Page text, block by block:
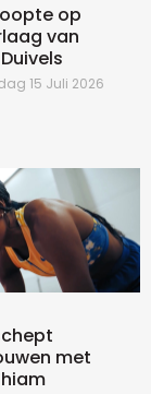
op
van
15 Juli 2026
met